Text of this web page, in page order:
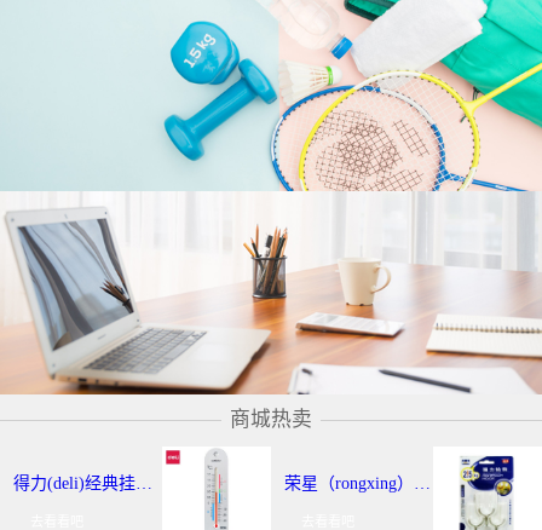
商城热卖
得力(deli)经典挂壁式温度计 个性化提示温湿度计 办公用品 9013 荣星（rongxing）RX-220 超强力粘钩/挂钩（2KG） 3个/卡